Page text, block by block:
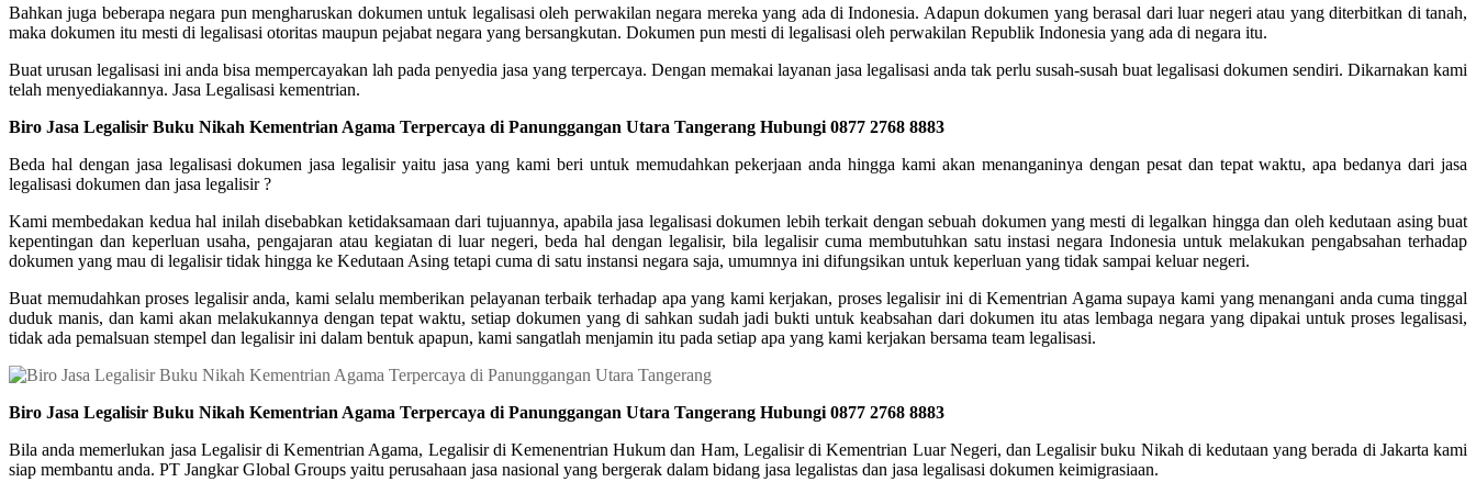
Bahkan juga beberapa negara pun mengharuskan dokumen untuk legalisasi oleh perwakilan negara mereka yang ada di Indonesia. Adapun dokumen yang berasal dari luar negeri atau yang diterbitkan di tanah,
maka dokumen itu mesti di legalisasi otoritas maupun pejabat negara yang bersangkutan. Dokumen pun mesti di legalisasi oleh perwakilan Republik Indonesia yang ada di negara itu.
Buat urusan legalisasi ini anda bisa mempercayakan lah pada penyedia jasa yang terpercaya. Dengan memakai layanan jasa legalisasi anda tak perlu susah-susah buat legalisasi dokumen sendiri. Dikarnakan kami
telah menyediakannya. Jasa Legalisasi kementrian.
Biro Jasa Legalisir Buku Nikah Kementrian Agama Terpercaya di Panunggangan Utara Tangerang Hubungi 0877 2768 8883
Beda hal dengan jasa legalisasi dokumen jasa legalisir yaitu jasa yang kami beri untuk memudahkan pekerjaan anda hingga kami akan menanganinya dengan pesat dan tepat waktu, apa bedanya dari jasa
legalisasi dokumen dan jasa legalisir ?
Kami membedakan kedua hal inilah disebabkan ketidaksamaan dari tujuannya, apabila jasa legalisasi dokumen lebih terkait dengan sebuah dokumen yang mesti di legalkan hingga dan oleh kedutaan asing buat
kepentingan dan keperluan usaha, pengajaran atau kegiatan di luar negeri, beda hal dengan legalisir, bila legalisir cuma membutuhkan satu instasi negara Indonesia untuk melakukan pengabsahan terhadap
dokumen yang mau di legalisir tidak hingga ke Kedutaan Asing tetapi cuma di satu instansi negara saja, umumnya ini difungsikan untuk keperluan yang tidak sampai keluar negeri.
Buat memudahkan proses legalisir anda, kami selalu memberikan pelayanan terbaik terhadap apa yang kami kerjakan, proses legalisir ini di Kementrian Agama supaya kami yang menangani anda cuma tinggal
duduk manis, dan kami akan melakukannya dengan tepat waktu, setiap dokumen yang di sahkan sudah jadi bukti untuk keabsahan dari dokumen itu atas lembaga negara yang dipakai untuk proses legalisasi,
tidak ada pemalsuan stempel dan legalisir ini dalam bentuk apapun, kami sangatlah menjamin itu pada setiap apa yang kami kerjakan bersama team legalisasi.
Biro Jasa Legalisir Buku Nikah Kementrian Agama Terpercaya di Panunggangan Utara Tangerang Hubungi 0877 2768 8883
Bila anda memerlukan jasa Legalisir di Kementrian Agama, Legalisir di Kemenentrian Hukum dan Ham, Legalisir di Kementrian Luar Negeri, dan Legalisir buku Nikah di kedutaan yang berada di Jakarta kami
siap membantu anda. PT Jangkar Global Groups yaitu perusahaan jasa nasional yang bergerak dalam bidang jasa legalistas dan jasa legalisasi dokumen keimigrasiaan.